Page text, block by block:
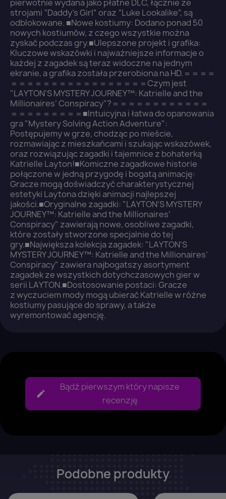
pierwotnie wydana jako płatne DLC, łącznie ze
strojami “Daddy’s Girl” oraz “Luke Lookalike”, są
odblokowane. ■Nowe kostiumy: Dodano ponad 50
nowych kostiumów, z czego wszystkie można
zyskać podczas gry.■Ulepszone projekt i grafika:
Kluczowe wskazówki i najważniejsze informacje o
każdej z zagadek są teraz widoczne na jednym
ekranie, a grafika została przerobiona na HD.＝＝＝＝
＝＝＝＝＝＝＝＝＝＝＝＝＝＝＝＝＝Czym jest
"LAYTON’S MYSTERY JOURNEY™: Katrielle and the
Millionaires’ Conspiracy"?＝＝＝＝＝＝＝＝＝＝＝＝
＝＝＝＝＝＝＝＝＝■Intuicyjna i łatwa do opanowania
gra "Mystery Solving Action Adventure":
Postępujemy w grze, chodząc po mieście,
rozmawiając z mieszkańcami i szukając wskazówek,
oraz rozwiązując zagadki i tajemnice z bohaterką
Katrielle Layton!■Komiczne zagadkowe historie
połączone w jedną przygodę i bogatą animację:
Gracze mogą doświadczyć charakterystycznej
estetyki Laytona dzięki animacji najlepszej
jakości.■Oryginalne zagadki: "LAYTON’S MYSTERY
JOURNEY™: Katrielle and the Millionaires’
Conspiracy" zawierają nowe, osobliwe zagadki,
które zostały stworzone specjalnie do tej
gry.■Największa kolekcja zagadek: "LAYTON’S
MYSTERY JOURNEY™: Katrielle and the Millionaires’
Conspiracy" zawiera najbogatszy asortyment
zagadek ze wszystkich dotychczasowych gier w
serii LAYTON.■Dostosowanie postaci: Gracze
z wyczuciem mody mogą ubierać Katrielle w różne
kostiumy pasujące do sprawy, a także
wyremontować agencję.
Bądź pierwszym który napisze
recenzję
Podobne produkty
Zaloguj się ×
You need to be logged in to save products in your
wish list.
Anuluj Zaloguj się